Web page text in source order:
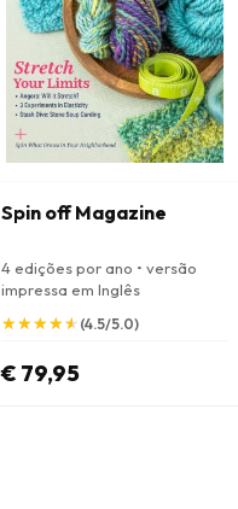
Spin off Magazine
4 edições por ano • versão
impressa em Inglês
★
★★
★★
★★
★★
★ (4.5/5.0)
€ 79,95